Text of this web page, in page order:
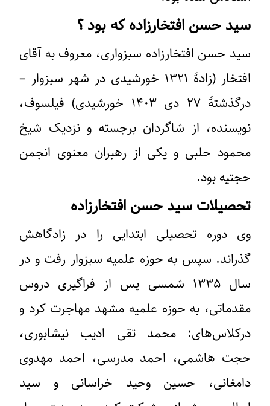
سید حسن افتخارزاده که بود ؟
سید حسن افتخارزاده سبزواری، معروف به آقای
افتخار (زادهٔ ۱۳۲۱ خورشیدی در شهر سبزوار –
درگذشتهٔ ۲۷ دی ۱۴۰۳ خورشیدی) فیلسوف،
نویسنده، از شاگردان برجسته و نزدیک شیخ
محمود حلبی و یکی از رهبران معنوی انجمن
حجتیه بود.
تحصیلات سید حسن افتخارزاده
وی دوره تحصیلی ابتدایی را در زادگاهش
گذراند. سپس به حوزه علمیه سبزوار رفت و در
سال ۱۳۳۵ شمسی پس از فراگیری دروس
مقدماتی، به حوزه علمیه مشهد مهاجرت کرد و
درکلاس‌های: محمد تقی ادیب نیشابوری،
حجت هاشمی، احمد مدرسی، احمد مهدوی
دامغانی، حسین وحید خراسانی و سید